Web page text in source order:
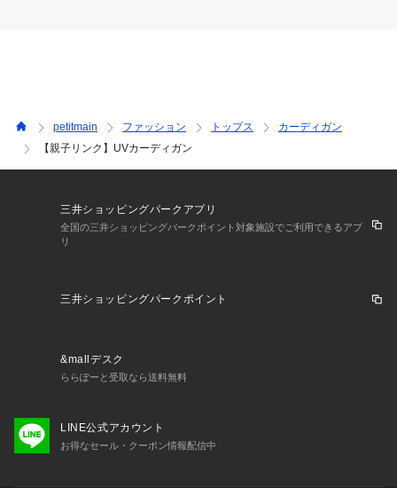
petitmain ファッション トップス
カーディガン
【親子リンク】UVカーディガン
三井ショッピングパークアプリ
全国の三井ショッピングパークポイント対象施設でご利用できるアプ
リ
三井ショッピングパークポイント
&mallデスク
ららぽーと受取なら送料無料
LINE公式アカウント
お得なセール・クーポン情報配信中